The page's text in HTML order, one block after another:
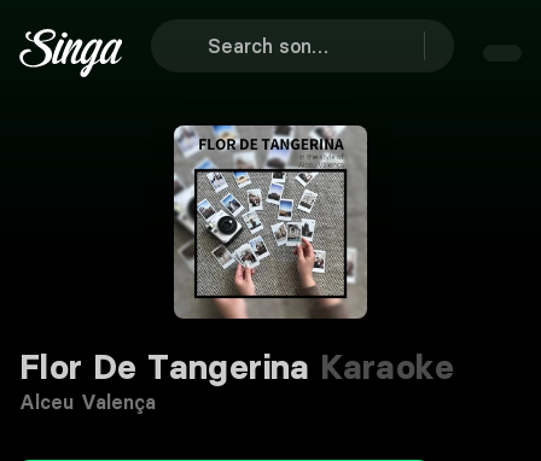
Flor De Tangerina Karaoke
Alceu Valença